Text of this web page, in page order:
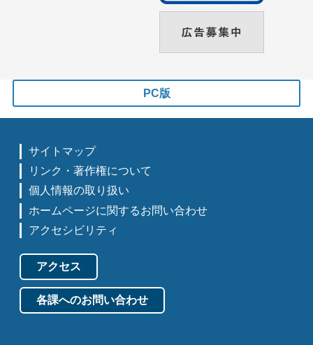
PC版
サイトマップ
リンク・著作権について
個人情報の取り扱い
ホームページに関するお問い合わせ
アクセシビリティ
アクセス
各課へのお問い合わせ